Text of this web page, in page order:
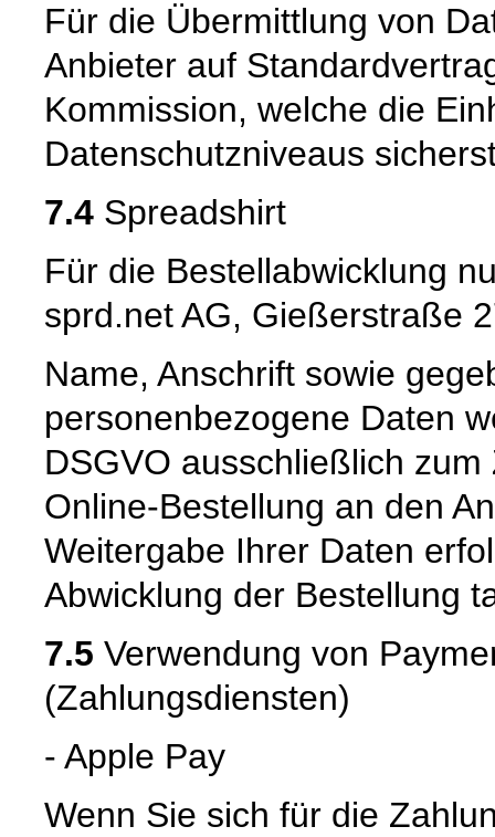
Für die Übermittlung von
Anbieter auf
Kommission, welche die
Datenschutzniveaus
7.4 Spreadshirt
Für die Bestellabwicklung
sprd.net AG, Gießerstraße
Name, Anschrift sowie
personenbezogene Daten
DSGVO ausschließlich
Online-Bestellung an den
Weitergabe Ihrer Daten
Abwicklung der Bestellung
7.5 Verwendung von
(Zahlungsdiensten)
- Apple Pay
Wenn Sie sich für die